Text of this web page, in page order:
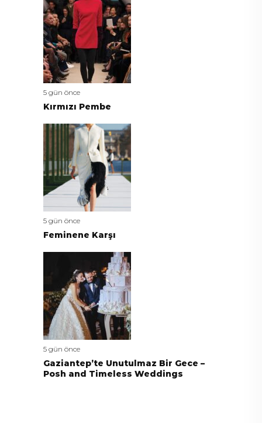
5 gün önce
Kırmızı Pembe
5 gün önce
Feminene Karşı
5 gün önce
Gaziantep’te Unutulmaz Bir Gece –
Posh and Timeless Weddings